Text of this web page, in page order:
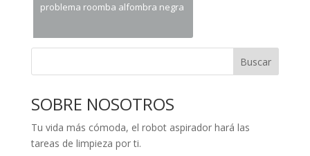
problema roomba alfombra negra
Buscar
SOBRE NOSOTROS
Tu vida más cómoda, el robot aspirador hará las
tareas de limpieza por ti.